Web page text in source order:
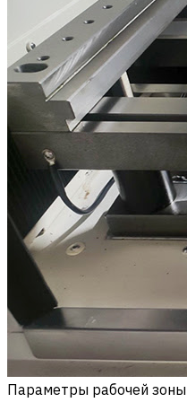
Параметры рабочей зоны